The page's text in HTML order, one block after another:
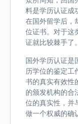
料是学历认证成
在国外留学后，
位证书。对于这
证就比较棘手了。
国外学历认证是
历学位的鉴定工
书的真实有效性
的颁发机构的合
位的真实性，并
做一个权威的确